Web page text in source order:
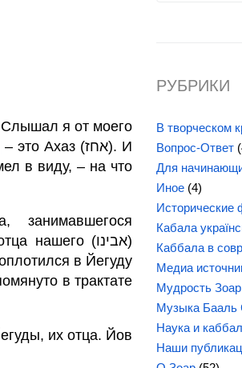
Слышал я от моего
– это Ахаз (אחז). И
в виду, – на что
в Йегуду
в трактате
их отца. Йов
РУБРИКИ
В творческом
Вопрос-Ответ
Для
Иное (4)
Исторические
Кабала
Каббала в
Медиа
Мудрость Зоар
Музыка Бааль
Наука и
Наши